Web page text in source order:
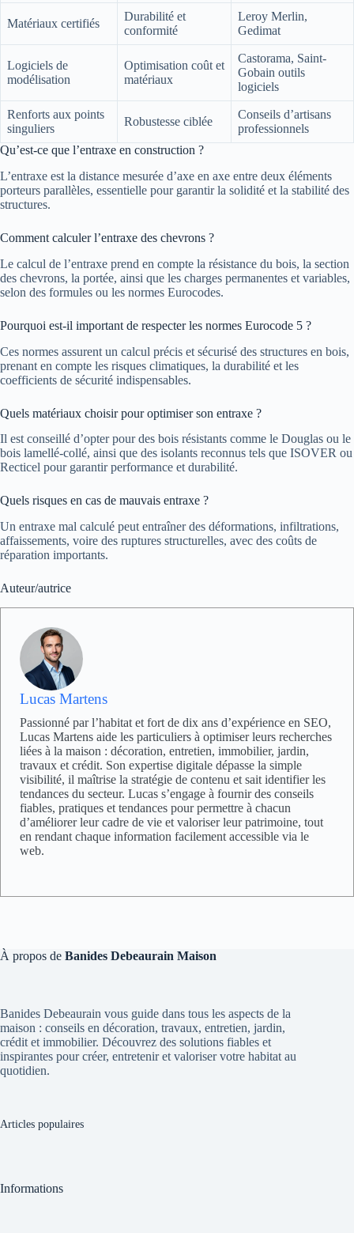
Matériaux certifiés
Durabilité et
conformité
Leroy Merlin,
Gedimat
Logiciels de
modélisation
Optimisation coût et
matériaux
Castorama, Saint-
Gobain outils
logiciels
Renforts aux points
singuliers
Robustesse ciblée
Conseils d’artisans
professionnels
Qu’est-ce que l’entraxe en construction ?
L’entraxe est la distance mesurée d’axe en axe entre deux éléments
porteurs parallèles, essentielle pour garantir la solidité et la stabilité des
structures.
Comment calculer l’entraxe des chevrons ?
Le calcul de l’entraxe prend en compte la résistance du bois, la section
des chevrons, la portée, ainsi que les charges permanentes et variables,
selon des formules ou les normes Eurocodes.
Pourquoi est-il important de respecter les normes Eurocode 5 ?
Ces normes assurent un calcul précis et sécurisé des structures en bois,
prenant en compte les risques climatiques, la durabilité et les
coefficients de sécurité indispensables.
Quels matériaux choisir pour optimiser son entraxe ?
Il est conseillé d’opter pour des bois résistants comme le Douglas ou le
bois lamellé-collé, ainsi que des isolants reconnus tels que ISOVER ou
Recticel pour garantir performance et durabilité.
Quels risques en cas de mauvais entraxe ?
Un entraxe mal calculé peut entraîner des déformations, infiltrations,
affaissements, voire des ruptures structurelles, avec des coûts de
réparation importants.
Auteur/autrice
Lucas Martens
Passionné par l’habitat et fort de dix ans d’expérience en SEO,
Lucas Martens aide les particuliers à optimiser leurs recherches
liées à la maison : décoration, entretien, immobilier, jardin,
travaux et crédit. Son expertise digitale dépasse la simple
visibilité, il maîtrise la stratégie de contenu et sait identifier les
tendances du secteur. Lucas s’engage à fournir des conseils
fiables, pratiques et tendances pour permettre à chacun
d’améliorer leur cadre de vie et valoriser leur patrimoine, tout
en rendant chaque information facilement accessible via le
web.
À propos de Banides Debeaurain Maison
Banides Debeaurain vous guide dans tous les aspects de la
maison : conseils en décoration, travaux, entretien, jardin,
crédit et immobilier. Découvrez des solutions fiables et
inspirantes pour créer, entretenir et valoriser votre habitat au
quotidien.
Articles populaires
Informations